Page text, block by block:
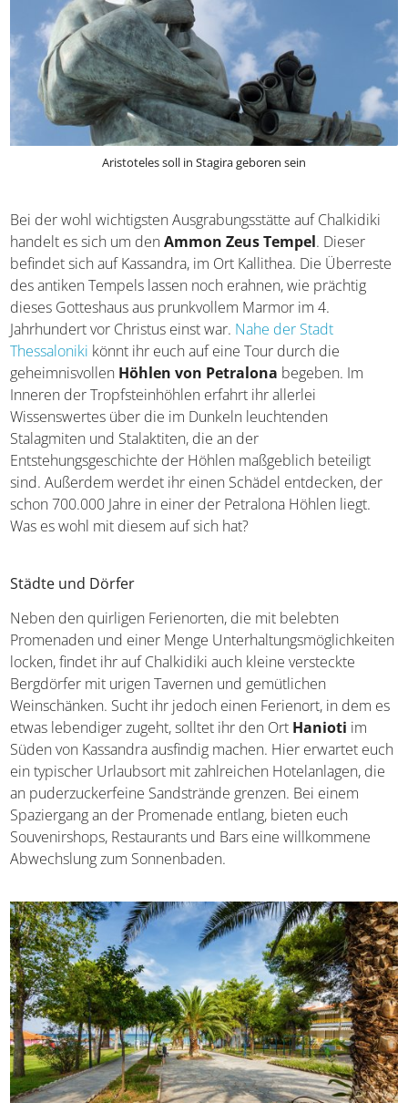
Aristoteles soll in Stagira geboren sein
Bei der wohl wichtigsten Ausgrabungsstätte auf Chalkidiki
handelt es sich um denAmmon Zeus Tempel. Dieser
befindet sich auf Kassandra, im Ort Kallithea. Die
Überreste des antiken Tempels lassen noch erahnen, wie
prächtig dieses Gotteshaus aus prunkvollem Marmor im
4. Jahrhundert vor Christus einst war.Nahe der Stadt
Thessaloniki könnt ihr euch auf eine Tour durch die
geheimnisvollen Höhlen von Petralona begeben. Im
Inneren der Tropfsteinhöhlen erfahrt ihr allerlei
Wissenswertes über die im Dunkeln leuchtenden
Stalagmiten und Stalaktiten, die an der
Entstehungsgeschichte der Höhlen maßgeblich beteiligt
sind. Außerdem werdet ihr einen Schädel entdecken, der
schon 700.000 Jahre in einer der Petralona Höhlen liegt.
Was es wohl mit diesem auf sich hat?
Städte und Dörfer
Neben den quirligen Ferienorten, die mit belebten
Promenaden und einer Menge
Unterhaltungsmöglichkeiten locken, findet ihr auf
Chalkidiki auch kleine versteckte Bergdörfer mit urigen
Tavernen und gemütlichen Weinschänken. Sucht ihr
jedoch einen Ferienort, in dem es etwas lebendiger
zugeht, solltet ihr den OrtHaniotiim Süden von
Kassandra ausfindig machen. Hier erwartet euch ein
typischer Urlaubsort mit zahlreichen Hotelanlagen, die an
puderzuckerfeine Sandstrände grenzen. Bei einem
Spaziergang an der Promenade entlang, bieten euch
Souvenirshops, Restaurants und Bars eine willkommene